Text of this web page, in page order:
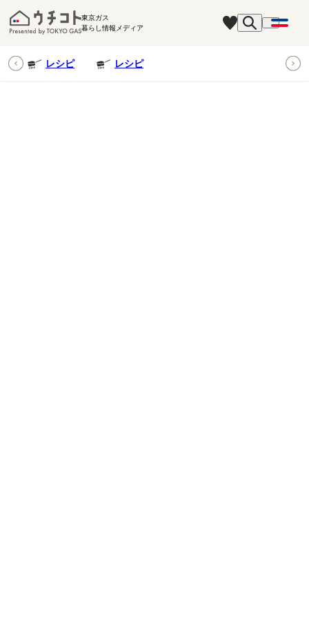
東京ガス
暮らし情報メディア
レシピ レシピ